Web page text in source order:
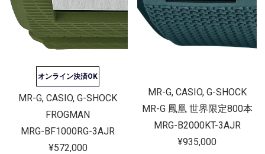
オンライン決済OK
MR-G, CASIO, G-SHOCK
FROGMAN
MRG-BF1000RG-3AJR
¥572,000
MR-G, CASIO, G-SHOCK
MR-G 鳳凰 世界限定800本
MRG-B2000KT-3AJR
¥935,000